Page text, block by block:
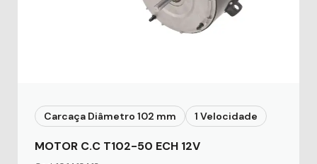
Carcaça Diâmetro 102 mm 1 Velocidade
MOTOR C.C T102-50 ECH 12V